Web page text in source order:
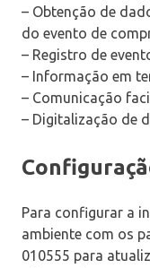
– Obtenção de
do evento de
– Registro de
– Informação em
– Comunicação
– Digitalização de
Para configurar a
ambiente com os
010555 para